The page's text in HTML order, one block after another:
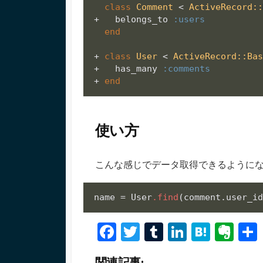
class Comment <
+   belongs_to
:users
end
+ class User <
+   has_many
:comments
+ end
使い方
こんな感じでデータ取得できるようにな
name = User.find
Fa
ce
T
wi
T
Li H
Ev